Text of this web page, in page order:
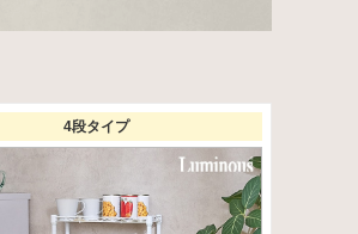
4段タイプ